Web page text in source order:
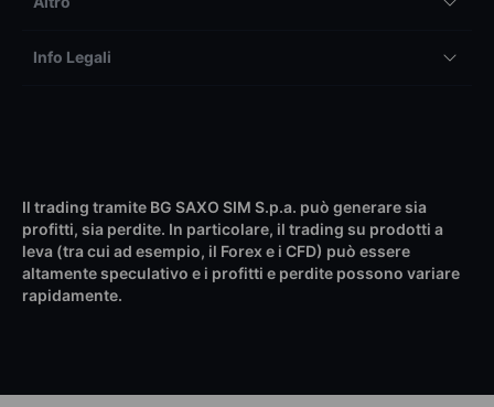
Info Legali
Il trading tramite BG SAXO SIM S.p.a. può generare sia
profitti, sia perdite. In particolare, il trading su prodotti a
leva (tra cui ad esempio, il Forex e i CFD) può essere
altamente speculativo e i profitti e perdite possono variare
rapidamente.